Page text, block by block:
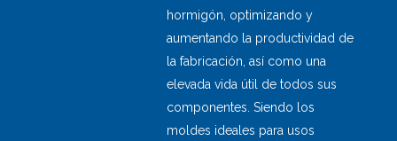
hormigón, optimizando y
aumentando la productividad de
la fabricación, así como una
elevada vida útil de todos sus
componentes. Siendo los
moldes ideales para usos